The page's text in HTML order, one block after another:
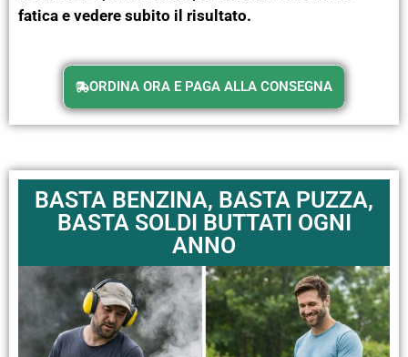
fatica e vedere subito il risultato.
ORDINA ORA E PAGA ALLA CONSEGNA
BASTA BENZINA, BASTA PUZZA,
BASTA SOLDI BUTTATI OGNI
ANNO